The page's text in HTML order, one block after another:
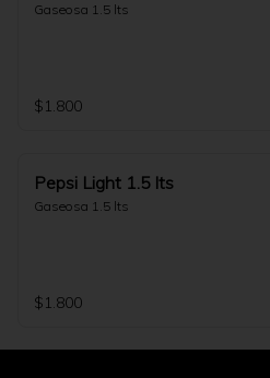
Gaseosa 1.5 lts
$1.800
Pepsi Light 1.5 lts
Gaseosa 1.5 lts
$1.800